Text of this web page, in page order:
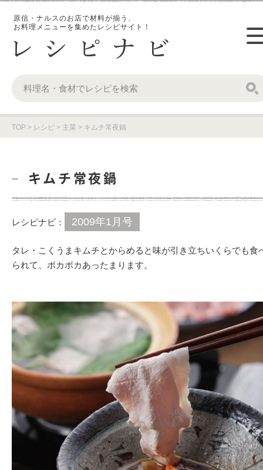
原信・ナルスのお店で材料が揃う、
お料理メニューを集めたレシピサイト！
TOP > レシピ > 主菜 > キムチ常夜鍋
キムチ常夜鍋
レシピナビ： 2009年1月号
タレ・こくうまキムチとからめると味が引き立ちいくらでも食
られて、ポカポカあったまります。